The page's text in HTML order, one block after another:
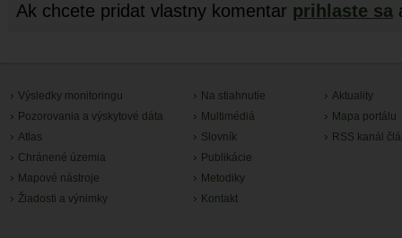
Ak chcete pridat vlastny komentar prihlaste sa
Výsledky monitoringu
Pozorovania a výskytové dáta
Atlas
Chránené územia
Mapové nástroje
Žiadosti a výnimky
Na stiahnutie
Multimédiá
Slovník
Publikácie
Metodiky
Kontakt
Aktuality
Mapa portálu
RSS kanál